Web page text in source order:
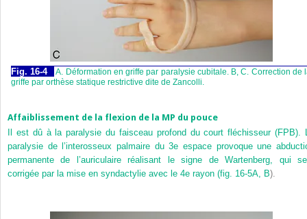
Fig. 16-4
A. Déformation en griffe par paralysie cubitale. B, C. Correction de
griffe par orthèse statique restrictive dite de Zancolli.
Affaiblissement de la flexion de la MP du pouce
Il est dû à la paralysie du faisceau profond du court fléchisseur (FPB).
paralysie de l’interosseux palmaire du 3e espace provoque une
permanente de l’auriculaire réalisant le signe de Wartenberg, qui
corrigée par la mise en syndactylie avec le 4e rayon (fig. 16-5A, B).